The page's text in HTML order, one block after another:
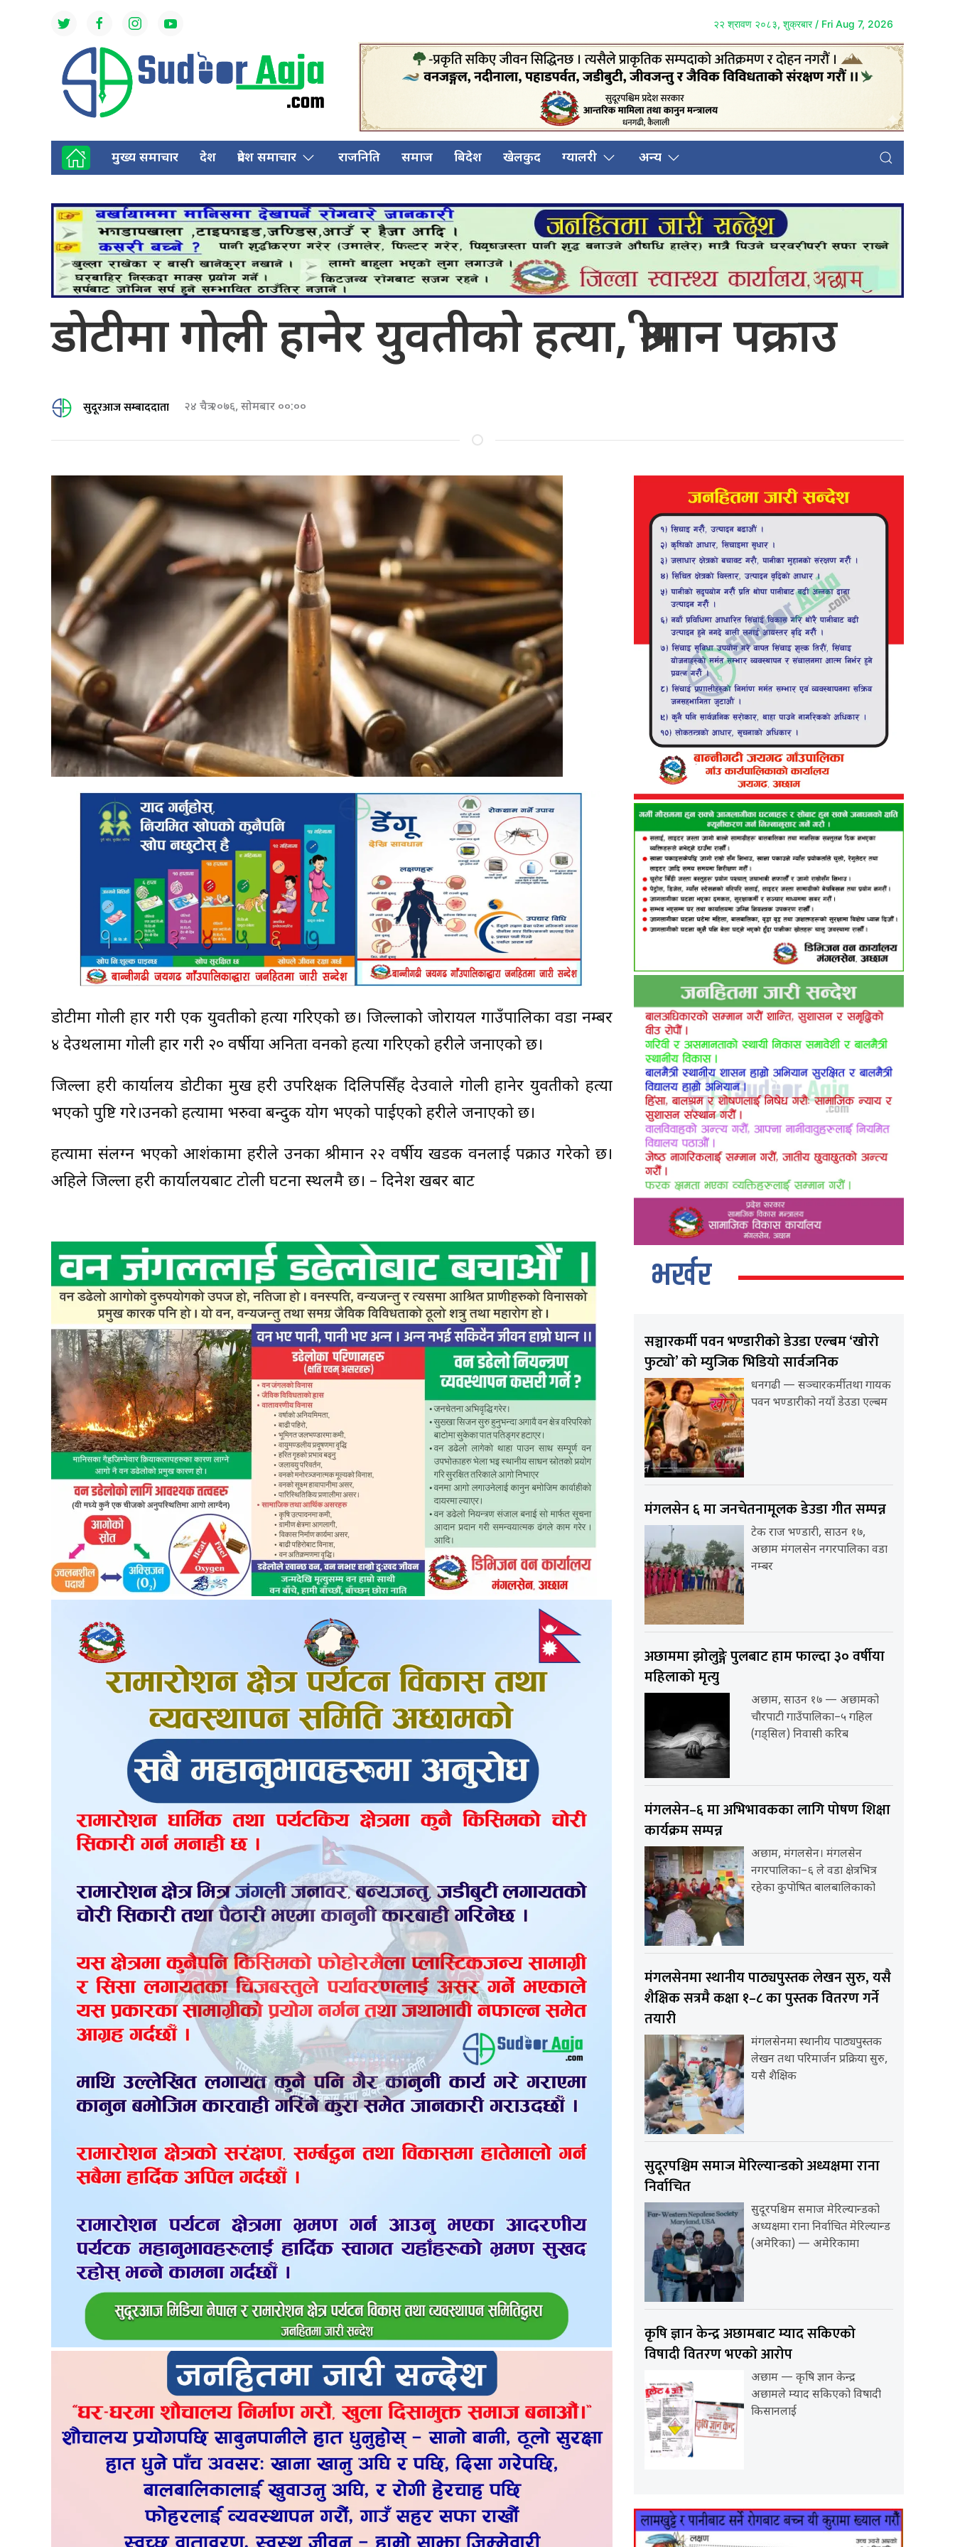
२२ श्रावण २०८३, शुक्रबार / Fri Aug 7, 2026
मुख्य समाचार देश प्रदेश समाचार राजनिति समाज बिदेश खेलकुद ग्यालरी अन्य
डोटीमा गोली हानेर युवतीको हत्या, श्रीमान पक्राउ
सुदूरआज सम्बाददाता २४ चैत्र २०७६, सोमबार ००:००
डोटीमा गोली प्रहार गरी एक युवतीको हत्या गरिएको छ। जिल्लाको जोरायल गाउँपालिका वडा नम्बर
४ देउथलामा गोली प्रहार गरी २० वर्षीया अनिता वनको हत्या गरिएको प्रहरीले जनाएको छ।
जिल्ला प्रहरी कार्यालय डोटीका प्रमुख प्रहरी उपरिक्षक दिलिपसिँह देउवाले गोली हानेर युवतीको हत्या
भएको पुष्टि गरे।उनको हत्यामा भरुवा बन्दुक प्रयोग भएको पाईएको प्रहरीले जनाएको छ।
हत्यामा संलग्न भएको आशंकामा प्रहरीले उनका श्रीमान २२ वर्षीय खडक वनलाई पक्राउ गरेको छ।
अहिले जिल्ला प्रहरी कार्यालयबाट टोली घटना स्थलमै छ। – दिनेश खबर बाट
भर्खर
सञ्चारकर्मी पवन भण्डारीको डेउडा एल्बम ‘खोरो
फुट्यो’ को म्युजिक भिडियो सार्वजनिक
धनगढी — सञ्चारकर्मी तथा गायक
पवन भण्डारीको नयाँ डेउडा एल्बम
मंगलसेन ६ मा जनचेतनामूलक डेउडा गीत सम्पन्न
टेक राज भण्डारी, साउन १७,
अछाम मंगलसेन नगरपालिका वडा
नम्बर
अछाममा झोलुङ्गे पुलबाट हाम फाल्दा ३० वर्षीया
महिलाको मृत्यु
अछाम, साउन १७ — अछामको
चौरपाटी गाउँपालिका–५ गहिल
(गड्सिल) निवासी करिब
मंगलसेन–६ मा अभिभावकका लागि पोषण शिक्षा
कार्यक्रम सम्पन्न
अछाम, मंगलसेन। मंगलसेन
नगरपालिका–६ ले वडा क्षेत्रभित्र
रहेका कुपोषित बालबालिकाको
मंगलसेनमा स्थानीय पाठ्यपुस्तक लेखन सुरु, यसै
शैक्षिक सत्रमै कक्षा १–८ का पुस्तक वितरण गर्ने
तयारी
मंगलसेनमा स्थानीय पाठ्यपुस्तक
लेखन तथा परिमार्जन प्रक्रिया सुरु,
यसै शैक्षिक
सुदूरपश्चिम समाज मेरिल्यान्डको अध्यक्षमा राना
निर्वाचित
सुदूरपश्चिम समाज मेरिल्यान्डको
अध्यक्षमा राना निर्वाचित मेरिल्यान्ड
(अमेरिका) — अमेरिकामा
कृषि ज्ञान केन्द्र अछामबाट म्याद सकिएको
विषादी वितरण भएको आरोप
अछाम — कृषि ज्ञान केन्द्र
अछामले म्याद सकिएको विषादी
किसानलाई